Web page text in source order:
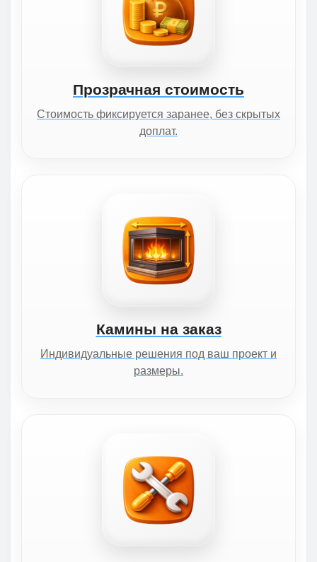
Прозрачная стоимость
Стоимость фиксируется заранее, без скрытых
доплат.
Камины на заказ
Индивидуальные решения под ваш проект и
размеры.